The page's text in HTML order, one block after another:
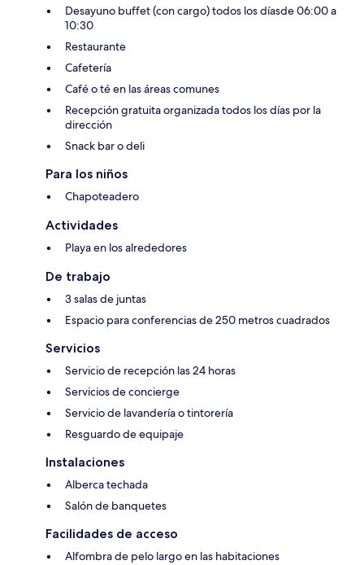
Desayuno buffet (con cargo) todos los díasde 06:00 a
10:30
Restaurante
Cafetería
Café o té en las áreas comunes
Recepción gratuita organizada todos los días por la
dirección
Snack bar o deli
Para los niños
Chapoteadero
Actividades
Playa en los alrededores
De trabajo
3 salas de juntas
Espacio para conferencias de 250 metros cuadrados
Servicios
Servicio de recepción las 24 horas
Servicios de concierge
Servicio de lavandería o tintorería
Resguardo de equipaje
Instalaciones
Alberca techada
Salón de banquetes
Facilidades de acceso
Alfombra de pelo largo en las habitaciones